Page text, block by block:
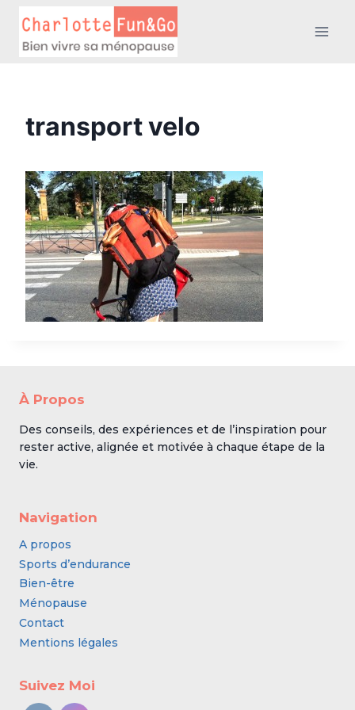
contenu
transport velo
À Propos
Des conseils, des expériences et de l’inspiration pour
rester active, alignée et motivée à chaque étape de la
vie.
Navigation
A propos
Sports d’endurance
Bien-être
Ménopause
Contact
Mentions légales
Suivez Moi